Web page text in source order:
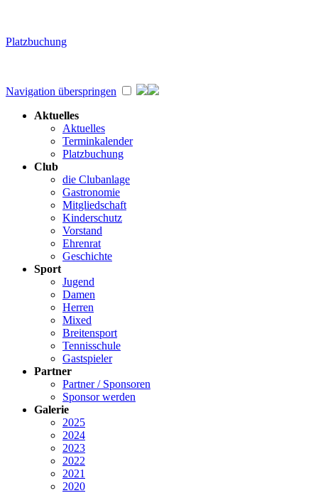
Platzbuchung
Navigation überspringen
Aktuelles
Aktuelles
Terminkalender
Platzbuchung
Club
die Clubanlage
Gastronomie
Mitgliedschaft
Kinderschutz
Vorstand
Ehrenrat
Geschichte
Sport
Jugend
Damen
Herren
Mixed
Breitensport
Tennisschule
Gastspieler
Partner
Partner / Sponsoren
Sponsor werden
Galerie
2025
2024
2023
2022
2021
2020